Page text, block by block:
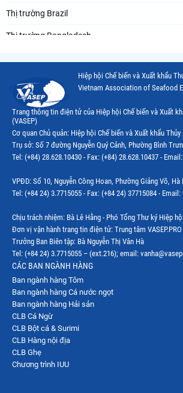
Thị trường Brazil
Thị trường Bangladesh
Thị trường Canada
Thị trường Ecuador
Thị trường EU
Thị trường Indonesia
Thị trường Mỹ
Thị trường Nga
Thị trường Hàn Quốc
Thị trường Nhật Bản
Thị trường Thái Lan
Thị trường Trung Quốc
Thị trường Philippines
Thị trường Tây Ban Nha
Thị trường thủy sản khác
Hiệp hội Chế biến và Xuất khẩu
Vietnam Association of Seafood
Trang thông tin điện tử của Hiệp hội Chế biến và Xuất
(VASEP)
Cơ quan Chủ quản: Hiệp hội Chế biến và Xuất khẩu
Trụ sở: Số 7 đường Nguyễn Quý Cảnh, Phường Bình
Tel: (+84) 28.628.10430 - Fax: (+84) 28.628.10437 -
VPĐD: Số 10, Nguyễn Công Hoan, Phường Giảng Võ, Hà
Tel: (+84 24) 3.7715055 - Fax: (+84 24) 37715084 -
Chịu trách nhiệm: Bà Lê Hằng - Phó Tổng Thư ký Hiệp hội
Đơn vị vận hành trang tin điện tử: Trung tâm VASEP.PRO
Trưởng Ban Biên tập: Bà Nguyễn Thị Vân Hà
Tel: (+84 24) 3.7715055 – (ext.216); email:
CÁC BAN NGÀNH HÀNG
Ban ngành hàng Tôm
Ban ngành hàng Cá nước ngọt
Ban ngành hàng Hải sản
CLB Cá Ngừ
CLB Bột cá & Surimi
CLB Hàng nội địa
CLB Ghẹ
Chương trình IUU